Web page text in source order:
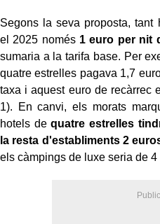
Segons la seva proposta, tant
el 2025 només 1 euro per nit
sumaria a la tarifa base. Per
quatre estrelles pagava 1,7
taxa i aquest euro de recàrrec
1). En canvi, els morats
hotels dequatre estrelles
la resta d'establiments 2
els càmpings de luxe seria de 4